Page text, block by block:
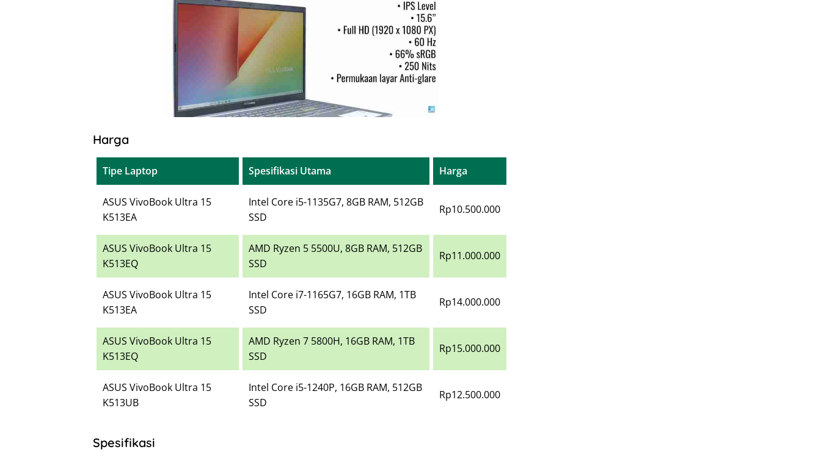
Harga
Tipe Laptop Spesifikasi Utama Harga
ASUS VivoBook Ultra 15
K513EA
Intel Core i5-1135G7, 8GB RAM, 512GB
SSD
Rp10.500.000
ASUS VivoBook Ultra 15
K513EQ
AMD Ryzen 5 5500U, 8GB RAM, 512GB
SSD
Rp11.000.000
ASUS VivoBook Ultra 15
K513EA
Intel Core i7-1165G7, 16GB RAM, 1TB
SSD
Rp14.000.000
ASUS VivoBook Ultra 15
K513EQ
AMD Ryzen 7 5800H, 16GB RAM, 1TB
SSD
Rp15.000.000
ASUS VivoBook Ultra 15
K513UB
Intel Core i5-1240P, 16GB RAM, 512GB
SSD
Rp12.500.000
Spesifikasi